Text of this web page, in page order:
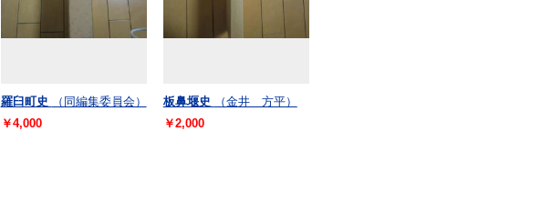
羅臼町史
（同編集委員会）
￥4,000
板鼻堰史
（金井 方平）
￥2,000